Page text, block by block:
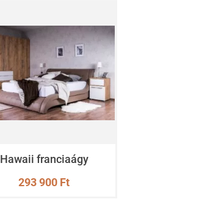
Hawaii franciaágy
293 900 Ft